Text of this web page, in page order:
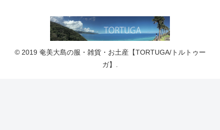
© 2019 奄美大島の服・雑貨・お土産【TORTUGA/トルトゥー
ガ】.